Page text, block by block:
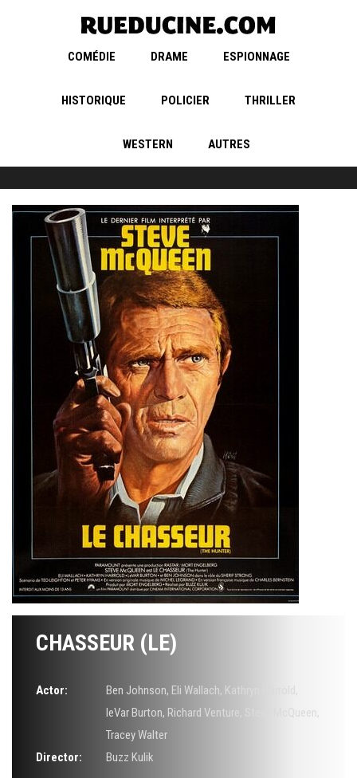
COMÉDIE DRAME ESPIONNAGE
HISTORIQUE POLICIER THRILLER
WESTERN AUTRES
CHASSEUR (LE)
Actor: Ben Johnson, Eli Wallach, Kathryn Harrold
leVar Burton, Richard Venture Steve McQueen,
Tracey Walter
Director:
Buzz Kulik